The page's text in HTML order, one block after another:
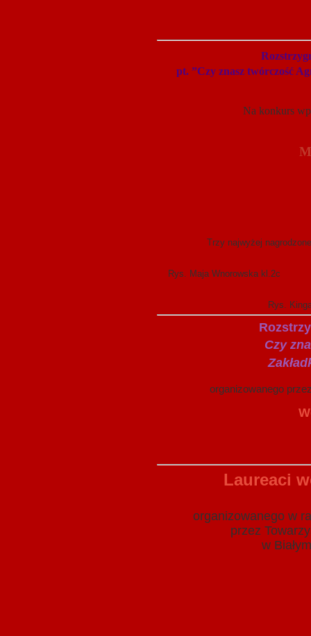
pt. ”Czy znasz
Na konkurs
Trzy najwyżej nagrodzone
Rys. Maja Wnorowska kl.2c
Rys. Kinga Lech
Czy znasz
Zakładka
organizowanego przez
Weronika
Laureaci
organizowanego w
przez
w